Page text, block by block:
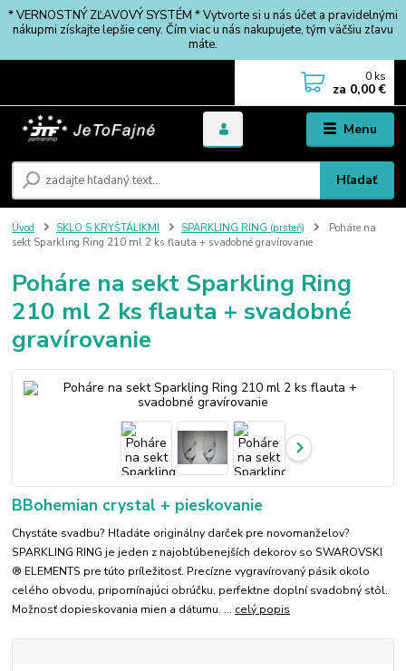
* VERNOSTNÝ ZĽAVOVÝ SYSTÉM * Vytvorte si u nás účet a pravidelnými
nákupmi získajte lepšie ceny. Čím viac u nás nakupujete, tým väčšiu zľavu
máte.
Menu
Hľadať
0 ks
za 0,00 €
Úvod SKLO S KRYŠTÁLIKMI SPARKLING RING (prsteň)
Poháre na
sekt Sparkling Ring 210 ml 2 ks flauta + svadobné gravírovanie
Poháre na sekt Sparkling Ring
210 ml 2 ks flauta + svadobné
gravírovanie
BBohemian crystal + pieskovanie
Chystáte svadbu? Hľadáte originálny darček pre novomanželov?
SPARKLING RING je jeden z najobľúbenejších dekorov so SWAROVSKI
® ELEMENTS pre túto príležitosť. Precízne vygravírovaný pásik okolo
celého obvodu, pripomínajúci obrúčku, perfektne doplní svadobný stôl.
Možnosť dopieskovania mien a dátumu. ... celý popis